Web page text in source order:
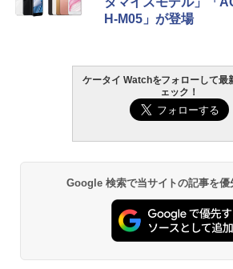
H-M05」が登場
ケータイ Watchをフォローして最
ェック！
Google 検索で当サイトの記事を優